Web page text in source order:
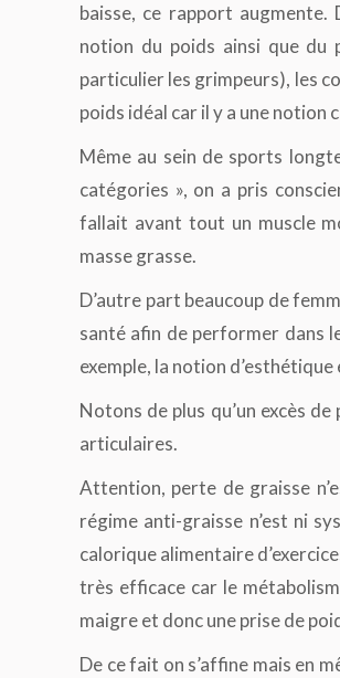
baisse, ce rapport augmente.
notion du poids ainsi que du
particulier les grimpeurs), les
poids idéal car il y a une
Même au sein de sports
catégories », on a pris
fallait avant tout un muscle
masse grasse.
D’autre part beaucoup de
santé afin de performer dans
exemple, la notion
Notons de plus qu’un excès
articulaires.
Attention, perte de graisse
régime anti-graisse n’est ni
calorique alimentaire
très efficace car le
maigre et donc une prise de
De ce fait on s’affine mais en